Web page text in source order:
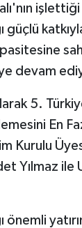
güçlü
devam
5.
En
Kurulu
Yılmaz
önemli